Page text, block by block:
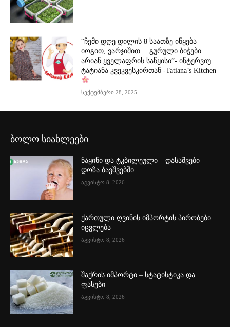
“ჩემი დღე დილის 8 საათზე იწყება
იოგით, ვარჯიშით… გურული ბიჭები
არიან ყველაფრის საწყისი”- ინტერვიუ
ტატიანა კვეკვესკირთან -Tatiana’s Kitchen
სექტემბერი 28, 2025
ბოლო სიახლეები
ნაყინი და ტკბილეული – დასაშვები
დოზა ბავშვებში
აგვისტო 8, 2026
ქართული ღვინის იმპორტის პირობები
იცვლება
აგვისტო 8, 2026
შაქრის იმპორტი – სტატისტიკა და
ფასები
აგვისტო 8, 2026